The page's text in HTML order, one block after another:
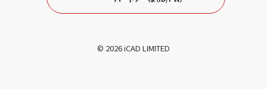
© 2026 iCAD LIMITED